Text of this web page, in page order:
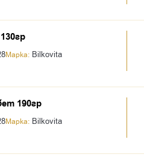
Марка: Bilkovita
190гр
Марка: Bilkovita